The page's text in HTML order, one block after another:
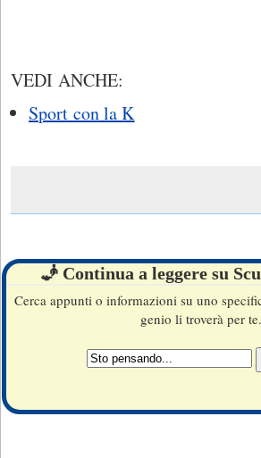
VEDI ANCHE:
Sport con la K
🧞 Continua a leggere su
Cerca appunti o informazioni su uno
genio li troverà per te.